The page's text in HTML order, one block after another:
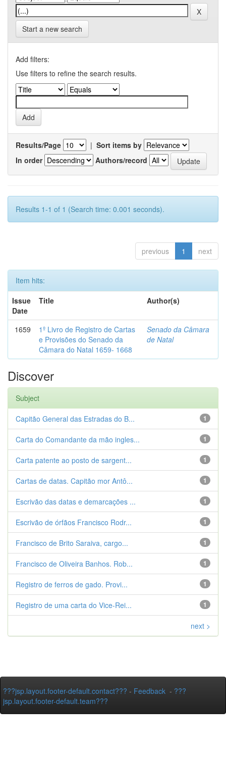
Start a new search
Add filters:
Use filters to refine the search results.
Results/Page | Sort items by
In order
Authors/record
Results 1-1 of 1 (Search time: 0.001 seconds).
previous 1 next
Item hits:
Issue
Date
Title Author(s)
1659
1º Livro de Registro de Cartas
e Provisões do Senado da
Câmara do Natal 1659- 1668
Senado da Câmara
de Natal
Discover
Subject
1
Capitão General das Estradas do B...
1
Carta do Comandante da mão ingles...
1
Carta patente ao posto de sargent...
1
Cartas de datas. Capitão mor Antô...
1
Escrivão das datas e demarcações ...
1
Escrivão de órfãos Francisco Rodr...
1
Francisco de Brito Saraiva, cargo...
1
Francisco de Oliveira Banhos. Rob...
1
Registro de ferros de gado. Provi...
1
Registro de uma carta do Vice-Rei...
next >
???jsp.layout.footer-default.contact??? - Feedback - ???
jsp.layout.footer-default.team???